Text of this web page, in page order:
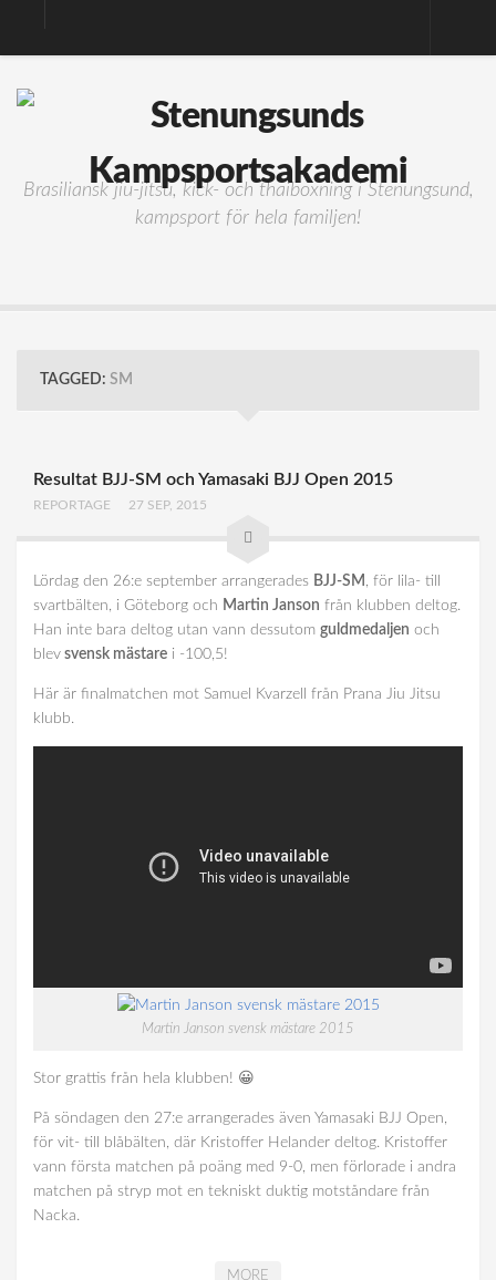
Brasiliansk Jiu-Jitsu
BJJ Kids (8-13 år)
Mini-BJJ (5-8 år)
Om klubben
Dokument
Reportage
Schema
Brasiliansk jiu-jitsu, kick- och thaiboxning i Stenungsund,
kampsport för hela familjen!
TAGGED: SM
Resultat BJJ-SM och Yamasaki BJJ Open 2015
REPORTAGE 27 SEP, 2015
Lördag den 26:e september arrangerades BJJ-SM , för lila- till
svartbälten, i Göteborg och Martin Janson från klubben deltog.
Han inte bara deltog utan vann dessutom guldmedaljen och
blev svensk mästare i -100,5!
Här är finalmatchen mot Samuel Kvarzell från Prana Jiu Jitsu
klubb.
Martin Janson svensk mästare 2015
Stor grattis från hela klubben! 😀
På söndagen den 27:e arrangerades även Yamasaki BJJ Open,
för vit- till blåbälten, där Kristoffer Helander deltog. Kristoffer
vann första matchen på poäng med 9-0, men förlorade i andra
matchen på stryp mot en tekniskt duktig motståndare från
Nacka.
MORE